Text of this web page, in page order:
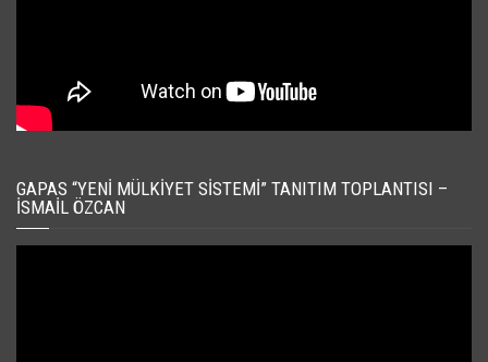
GAPAS “YENI MÜLKIYET SISTEMI” TANITIM TOPLANTISI –
İSMAIL ÖZCAN